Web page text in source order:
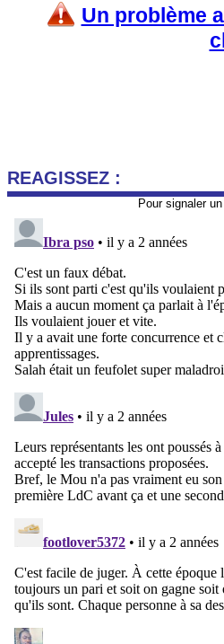
Un problème
REAGISSEZ :
Pour signaler